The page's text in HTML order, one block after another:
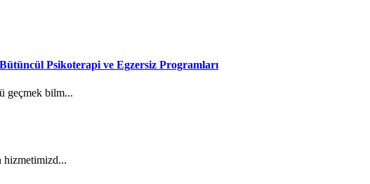
Psikoterapi ve Egzersiz Programları
geçmek bilm...
hizmetimizd...